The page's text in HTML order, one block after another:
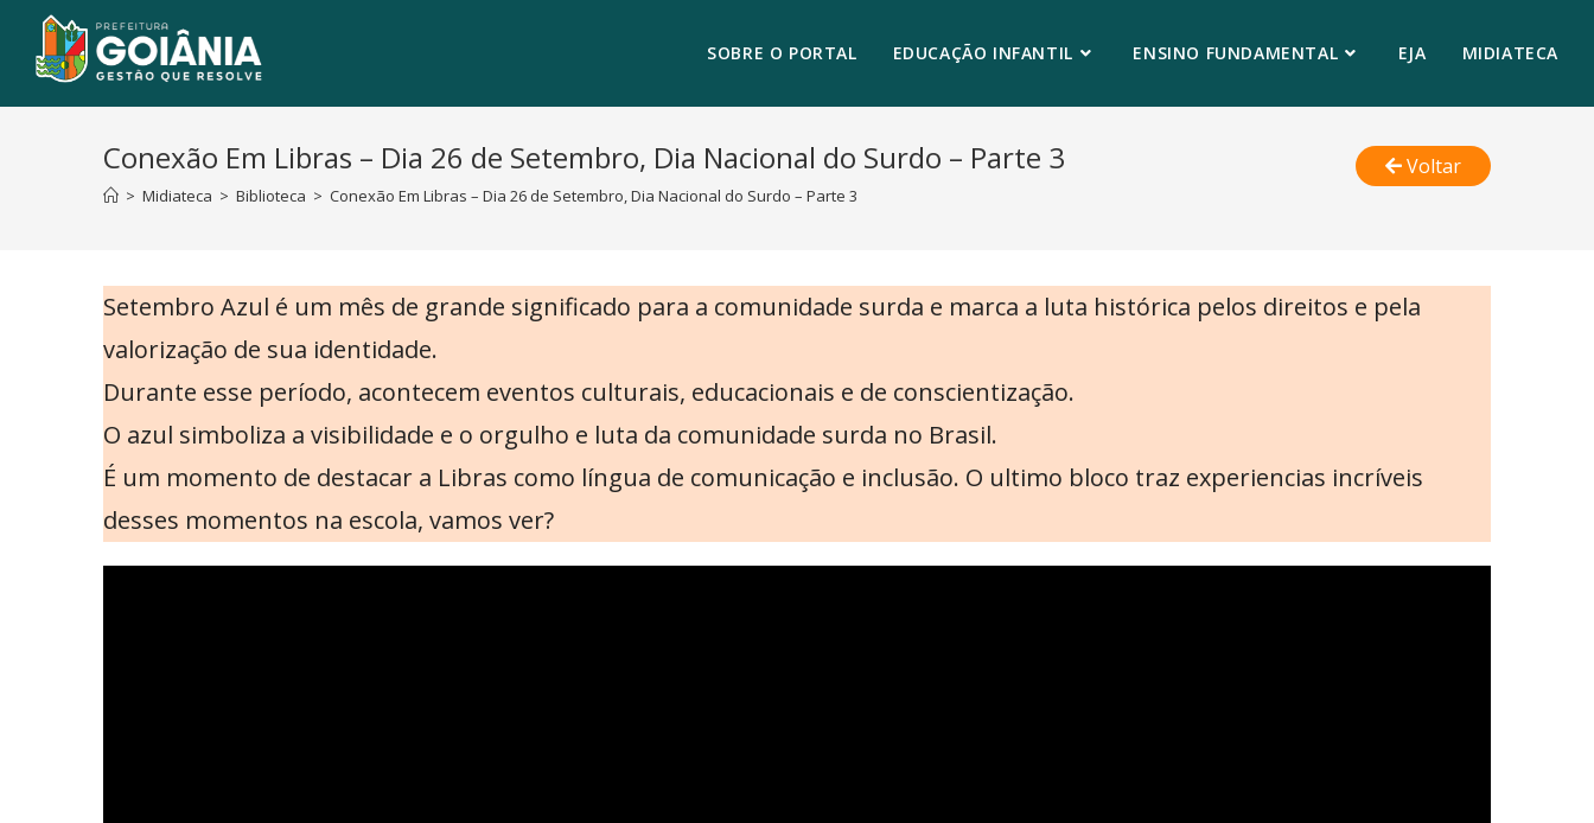
SOBRE O PORTAL EDUCAÇÃO INFANTIL ENSINO FUNDAMENTAL EJA MIDIATECA
Conexão Em Libras – Dia 26 de Setembro, Dia Nacional do Surdo – Parte 3
> Midiateca > Biblioteca > Conexão Em Libras – Dia 26 de Setembro, Dia Nacional do Surdo – Parte 3
Voltar
Setembro Azul é um mês de grande significado para a comunidade surda e marca a luta histórica pelos direitos e pela
valorização de sua identidade.
Durante esse período, acontecem eventos culturais, educacionais e de conscientização.
O azul simboliza a visibilidade e o orgulho e luta da comunidade surda no Brasil.
É um momento de destacar a Libras como língua de comunicação e inclusão. O ultimo bloco traz experiencias incríveis
desses momentos na escola, vamos ver?